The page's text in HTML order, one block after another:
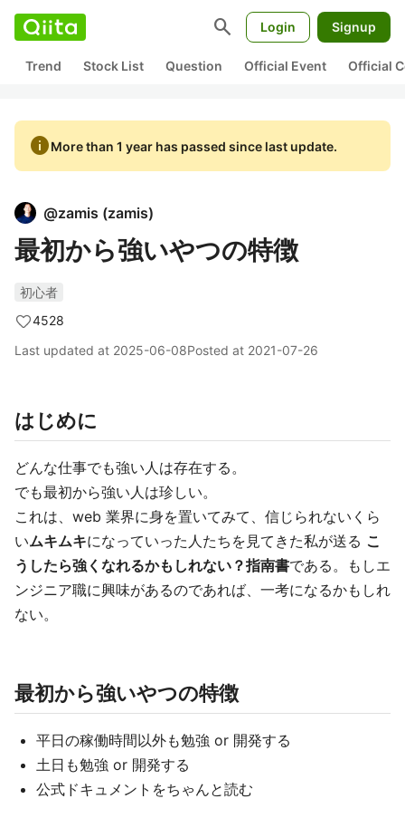
search Login Signup
Trend Stock List Question Official Event Official
infoMore than 1 year has passed since last update.
@zamis (zamis)
最初から強いやつの特徴
初心者
4528
Last updated at 2025-06-08Posted at 2021-07-26
はじめに
どんな仕事でも強い人は存在する。
でも最初から強い人は珍しい。
これは、web 業界に身を置いてみて、信じられないくら
いムキムキになっていった人たちを見てきた私が送る こ
うしたら強くなれるかもしれない？指南書である。もしエ
ンジニア職に興味があるのであれば、一考になるかもしれ
ない。
最初から強いやつの特徴
平日の稼働時間以外も勉強 or 開発する
土日も勉強 or 開発する
公式ドキュメントをちゃんと読む